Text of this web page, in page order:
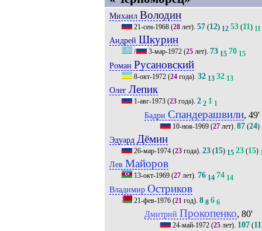
Михаил Володин
21-сен-1968(28лет). 57(12) 12 53(11) 11
Андрей Шкурин
/ 3-мар-1972(25лет). 73 15 70 15
Роман Русановский
8-окт-1972(24года). 32 13 32 13
Олег Лепик
1-авг-1973(23года). 2 2 1 1
Бадри Спандерашвили, 49'
10-ноя-1969 (27 лет).87 (24)
Эдуард Дёмин
26-мар-1974(23года). 23(15) 15 23(15)
Лев Майоров
13-окт-1969(27лет). 76 14 74 14
Владимир Остриков
21-фев-1976(21 год). 8 8 6 6
Дмитрий Прокопенко, 80'
24-май-1972 (25 лет). 107 (11